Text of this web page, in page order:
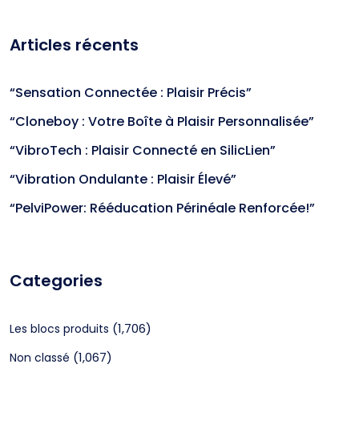
Articles récents
“Sensation Connectée : Plaisir Précis”
“Cloneboy : Votre Boîte à Plaisir Personnalisée”
“VibroTech : Plaisir Connecté en SilicLien”
“Vibration Ondulante : Plaisir Élevé”
“PelviPower: Rééducation Périnéale Renforcée!”
Categories
Les blocs produits (1,706)
Non classé (1,067)